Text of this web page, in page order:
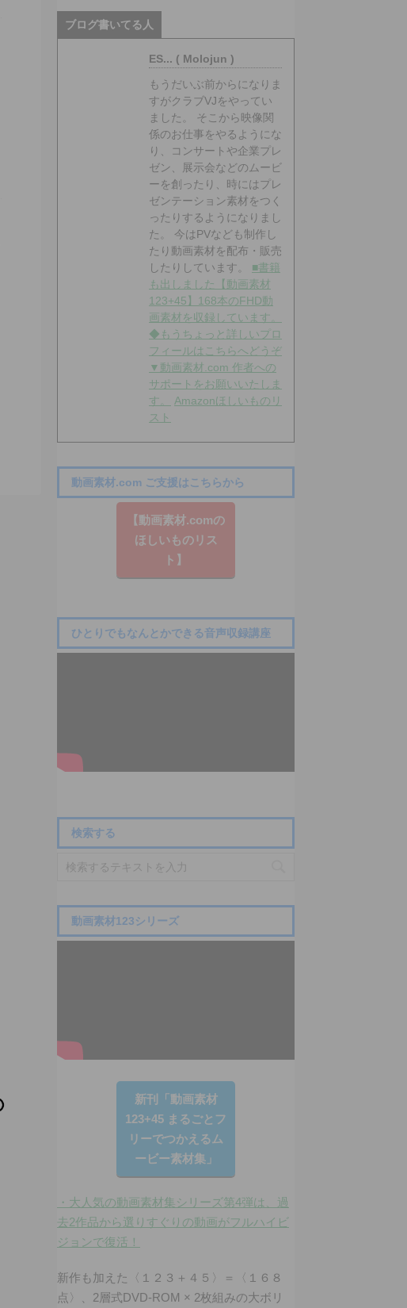
ブログ書いてる人
ES... ( Molojun )
もうだいぶ前からになりま
すがクラブVJをやってい
ました。 そこから映像関
係のお仕事をやるようにな
り、コンサートや企業プレ
ゼン、展示会などのムービ
ーを創ったり、時にはプレ
ゼンテーション素材をつく
ったりするようになりまし
た。 今はPVなども制作し
たり動画素材を配布・販売
したりしています。 ■書籍
も出しました【動画素材
123+45】168本のFHD動
画素材を収録しています。
◆もうちょっと詳しいプロ
フィールはこちらへどうぞ
▼動画素材.com 作者への
サポートをお願いいたしま
す。
Amazonほしいものリ
スト
動画素材.com ご支援はこちらから
【動画素材.co​mの
ほしいものリス
ト】
ひとりでもなんとかできる音声収録講座
検索する
動画素材123シリーズ
新刊「動画素材
123+45 まるごとフ
リーでつかえるム
ービー素材集」
・大人気の動画素材集シリーズ第4弾は、過
去2作品から選りすぐりの動画がフルハイビ
ジョンで復活！
新作も加えた〈１２３＋４５〉＝〈１６８
点〉、2層式DVD-ROM × 2枚組みの大ボリ